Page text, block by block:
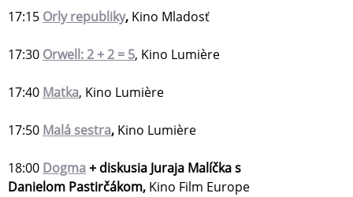
17:15 Orly republiky, Kino Mladosť
17:30 Orwell: 2 + 2 = 5, Kino Lumière
17:40 Matka, Kino Lumière
17:50 Malá sestra, Kino Lumière
18:00 Dogma+ diskusia Juraja Malíčka s
Danielom Pastirčákom, Kino Film Europe